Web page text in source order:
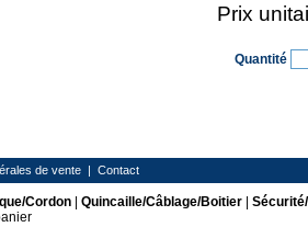
Prix
Quantité
de vente | Contact
Cordon| Quincaille/Câblage/Boitier|